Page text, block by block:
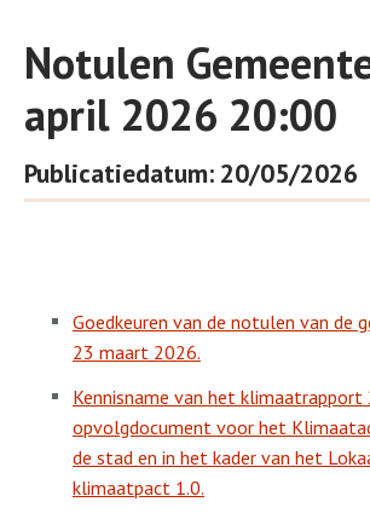
Notulen
april 2026 20:00
Publicatiedatum: 20/05/2026
Goedkeuren van de notulen van de
23 maart 2026.
Kennisname van het klimaatrapport
opvolgdocument voor het
de stad en in het kader van het
klimaatpact 1.0.